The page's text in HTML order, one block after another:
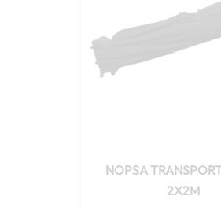
NOPSA
2X2M